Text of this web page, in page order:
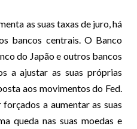
as suas taxas de juro, há
bancos centrais. O Banco
do Japão e outros bancos
a ajustar as suas próprias
aos movimentos do Fed.
a aumentar as suas
queda nas suas moedas e